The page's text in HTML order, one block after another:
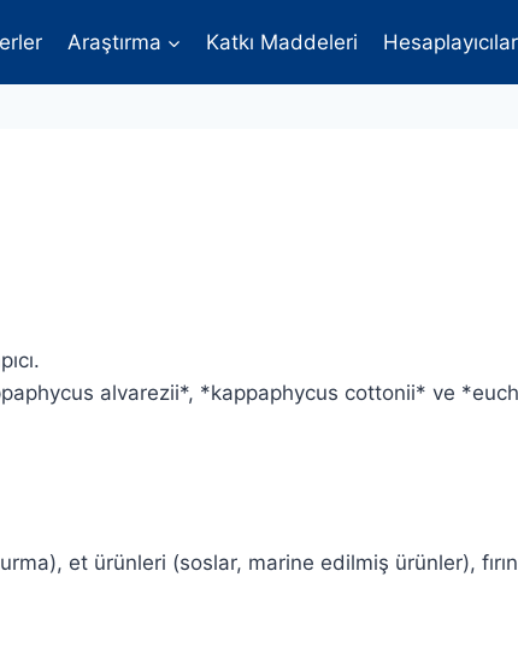
Araştırma Katkı Maddeleri Hesaplayıcılar
alvarezii*, *kappaphycus cottonii* ve
et ürünleri (soslar, marine edilmiş ürünler),